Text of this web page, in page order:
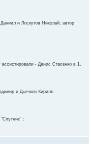
и Лоскутов Николай; автор
- Денис Стасенко в 1,
и Дьячков Кирилл.
: